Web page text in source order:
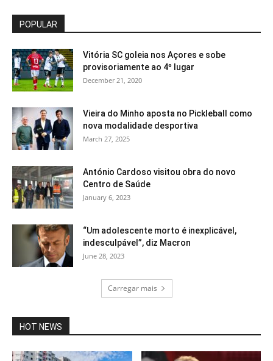
POPULAR
Vitória SC goleia nos Açores e sobe
provisoriamente ao 4º lugar
December 21, 2020
Vieira do Minho aposta no Pickleball como
nova modalidade desportiva
March 27, 2025
António Cardoso visitou obra do novo
Centro de Saúde
January 6, 2023
“Um adolescente morto é inexplicável,
indesculpável”, diz Macron
June 28, 2023
Carregar mais
HOT NEWS